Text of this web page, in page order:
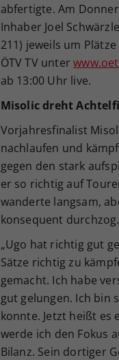
abfertigte. Am
Inhaber Joel
211) jeweils um
ÖTV TV unter
ab 13:00 Uhr live.
Misolic dreht
Vorjahresfinalist
nachlaufen und
gegen den stark
er so richtig auf
wanderte langsam,
konsequent
„Ugo hat richtig gut
Sätze richtig zu
gemacht. Ich habe
gut gelungen. Ich bin
konnte. Jetzt heißt es
werde ich den Fokus
Bilanz. Sein dortiger